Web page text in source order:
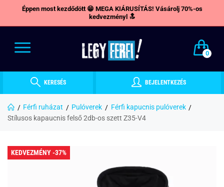
Éppen most kezdődött 😁 MEGA KIÁRUSÍTÁS! Vásárolj 70%-os
kedvezményl 🔝
0
KERESÉS BEJELENTKEZÉS
Férfi ruházat Pulóverek
Férfi kapucnis pulóverek
Stílusos kapaucnis felső 2db-os szett Z35-V4
KEDVEZMÉNY -37%